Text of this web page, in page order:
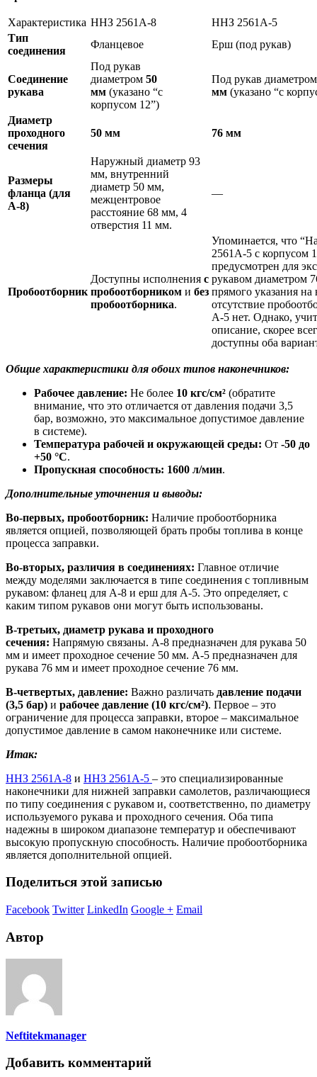
Характеристика ННЗ 2561А-8
ННЗ 2561А-5
Тип
соединения
Фланцевое Ерш (под рукав)
Соединение
рукава
Под рукав
диаметром 50
мм (указано “с
корпусом 12”)
Под рукав
мм (указано “с
Диаметр
проходного
сечения
50 мм 76 мм
Размеры
фланца (для
А-8)
Наружный диаметр 93
мм, внутренний
диаметр 50 мм,
межцентровое
расстояние 68 мм, 4
отверстия 11 мм.
—
Пробоотборник
Доступны исполнения с
пробоотборником и без
пробоотборника.
Упоминается, что
2561A-5 с корпусом
предусмотрен для
рукавом диаметром
прямого указания
отсутствие
А-5 нет. Однако,
описание, скорее
доступны оба
Общие характеристики для обоих типов наконечников:
Рабочее давление: Не более 10 кгс/см² (обратите
внимание, что это отличается от давления подачи 3,5
бар, возможно, это максимальное допустимое давление
в системе).
Температура рабочей и окружающей среды: От -50 до
+50 °С.
Пропускная способность: 1600 л/мин.
Дополнительные уточнения и выводы:
Во-первых, пробоотборник: Наличие пробоотборника
является опцией, позволяющей брать пробы топлива в конце
процесса заправки.
Во-вторых, различия в соединениях: Главное отличие
между моделями заключается в типе соединения с топливным
рукавом: фланец для А-8 и ерш для А-5. Это определяет, с
каким типом рукавов они могут быть использованы.
В-третьих, диаметр рукава и проходного
сечения: Напрямую связаны. А-8 предназначен для рукава 50
мм и имеет проходное сечение 50 мм. А-5 предназначен для
рукава 76 мм и имеет проходное сечение 76 мм.
В-четвертых, давление: Важно различать давление подачи
(3,5 бар) и рабочее давление (10 кгс/см²). Первое – это
ограничение для процесса заправки, второе – максимальное
допустимое давление в самом наконечнике или системе.
Итак:
ННЗ 2561А-8 и ННЗ 2561А-5 – это специализированные
наконечники для нижней заправки самолетов, различающиеся
по типу соединения с рукавом и, соответственно, по диаметру
используемого рукава и проходного сечения. Оба типа
надежны в широком диапазоне температур и обеспечивают
высокую пропускную способность. Наличие пробоотборника
является дополнительной опцией.
Поделиться этой записью
Facebook Twitter LinkedIn Google + Email
Автор
Neftitekmanager
Добавить комментарий